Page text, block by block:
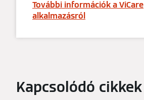
További információk a ViCare
alkalmazásról
Kapcsolódó cikkek